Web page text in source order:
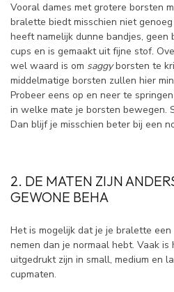
Vooral dames met grotere borsten
bralette biedt misschien niet
heeft namelijk dunne bandjes, geen
cups en is gemaakt uit fijne stof.
wel waard is om saggyborsten te
middelmatige borsten zullen hier
Probeer eens op en neer te
in welke mate je borsten bewegen.
Dan blijf je misschien beter bij een
2. DE MATEN ZIJN
GEWONE BEHA
Het is mogelijk dat je je bralette
nemen dan je normaal hebt. Vaak
uitgedrukt zijn in small, medium en
cupmaten.